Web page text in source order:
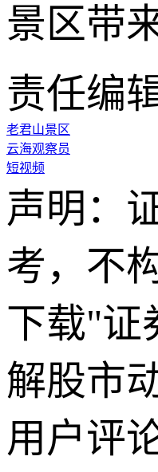
景区带
责任编
老君山景区
云海观察员
短视频
声明：
考，不
下载"证
解股市
用户评